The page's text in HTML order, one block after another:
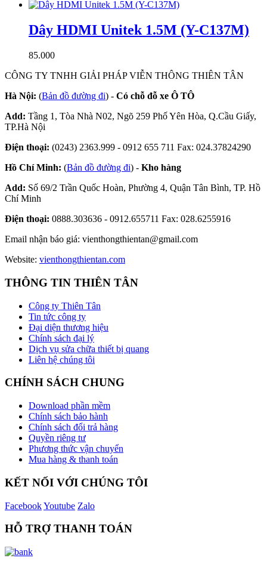
Dây HDMI Unitek 1.5M (Y-C137M)
85.000
CÔNG TY TNHH GIẢI PHÁP VIỄN THÔNG THIÊN TÂN
Hà Nội: (Bản đồ đường đi) - Có chỗ đỗ xe Ô TÔ
Add: Tầng 1, Tòa Nhà N02, Ngõ 259 Phố Yên Hòa, Q.Cầu Giấy,
TP.Hà Nội
Điện thoại: (0243) 2363.999 - 0912 655 711 Fax: 024.37824290
Hồ Chí Minh: (Bản đồ đường đi) - Kho hàng
Add: Số 69/2 Trần Quốc Hoàn, Phường 4, Quận Tân Bình, TP. Hồ
Chí Minh
Điện thoại: 0888.303636 - 0912.655711 Fax: 028.6255916
Email nhận báo giá: vienthongthientan@gmail.com
Website: vienthongthientan.com
THÔNG TIN THIÊN TÂN
Công ty Thiên Tân
Tin tức công ty
Đại diện thương hiệu
Chính sách đại lý
Dịch vụ sửa chữa thiết bị quang
Liên hệ chúng tôi
CHÍNH SÁCH CHUNG
Download phần mềm
Chính sách bảo hành
Chính sách đổi trả hàng
Quyền riêng tư
Phương thức vận chuyển
Mua hàng & thanh toán
KẾT NỐI VỚI CHÚNG TÔI
FacebookYoutube Zalo
HỖ TRỢ THANH TOÁN